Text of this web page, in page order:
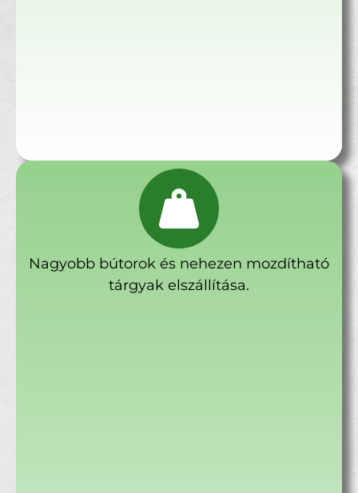
Nagyobb bútorok és nehezen mozdítható
tárgyak elszállítása.